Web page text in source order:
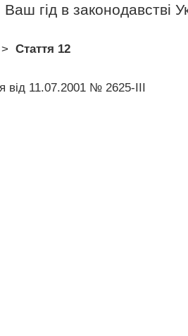
Ваш гід в законодавстві
> Стаття 12
від 11.07.2001 № 2625-III